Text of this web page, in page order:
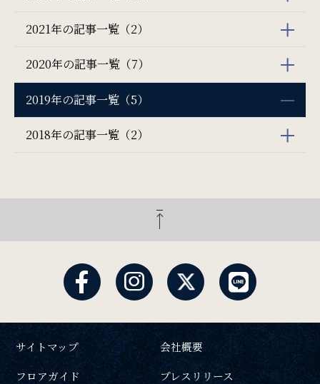
2021年の記事一覧（2）
2020年の記事一覧（7）
2019年の記事一覧（5）
2018年の記事一覧（2）
サイトマップ
会社概要
フロアガイド
プレスリリース